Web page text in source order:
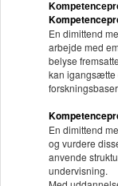
En dimittend
arbejde med
belyse
kan igangsætte
En dimittend
og vurdere
anvende
undervisning.